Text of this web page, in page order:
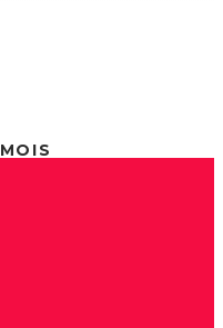
MOIS